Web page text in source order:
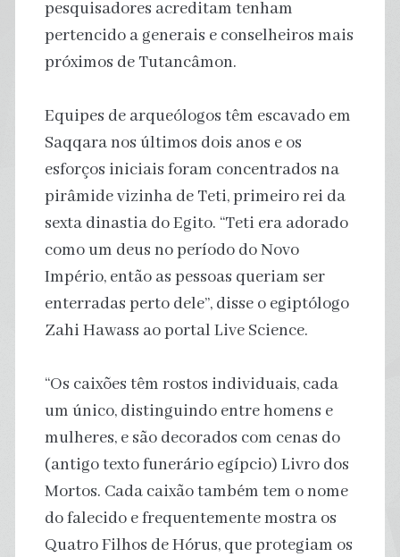
pesquisadores acreditam tenham
pertencido a generais e conselheiros mais
próximos de Tutancâmon.
Equipes de arqueólogos têm escavado em
Saqqara nos últimos dois anos e os
esforços iniciais foram concentrados na
pirâmide vizinha de Teti, primeiro rei da
sexta dinastia do Egito. “Teti era adorado
como um deus no período do Novo
Império, então as pessoas queriam ser
enterradas perto dele”, disse o egiptólogo
Zahi Hawass ao portal Live Science.
“Os caixões têm rostos individuais, cada
um único, distinguindo entre homens e
mulheres, e são decorados com cenas do
(antigo texto funerário egípcio) Livro dos
Mortos. Cada caixão também tem o nome
do falecido e frequentemente mostra os
Quatro Filhos de Hórus, que protegiam os